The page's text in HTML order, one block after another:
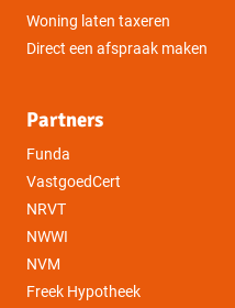
Woning laten taxeren
Direct een afspraak maken
Partners
Funda
VastgoedCert
NRVT
NWWI
NVM
Freek Hypotheek